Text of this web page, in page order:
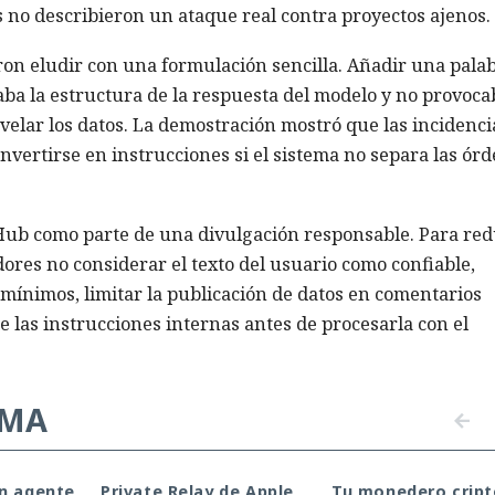
describieron un ataque real contra proyectos ajenos.
eludir con una formulación sencilla. Añadir una
la estructura de la respuesta del modelo y no
los datos. La demostración mostró que las
en instrucciones si el sistema no separa las
como parte de una divulgación responsable. Para
no considerar el texto del usuario como confiable,
limitar la publicación de datos en comentarios
las instrucciones internas antes de procesarla con el